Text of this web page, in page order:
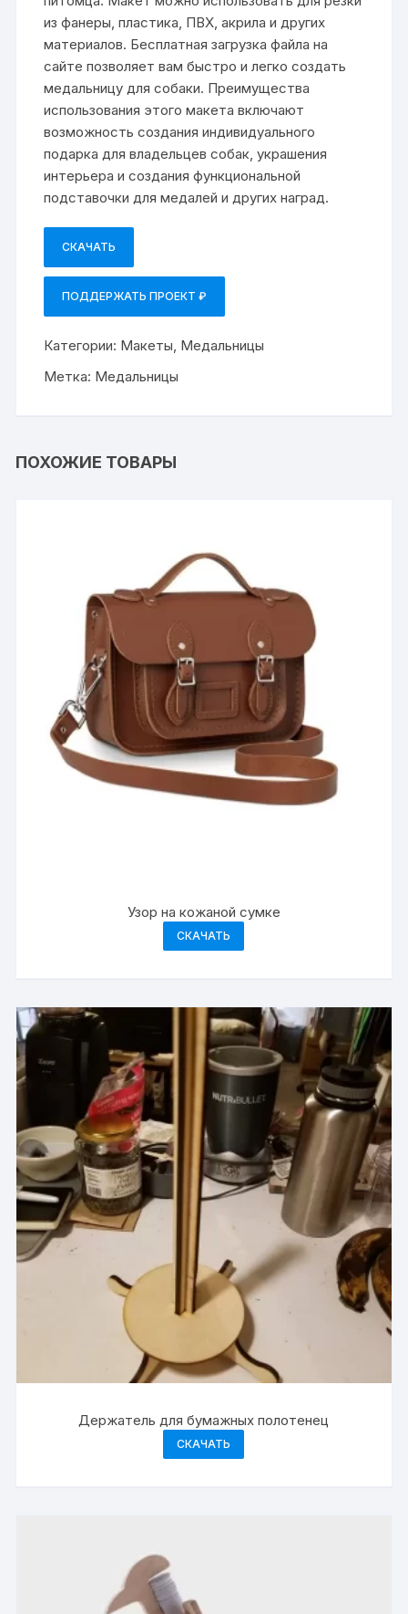
из фанеры, пластика, ПВХ, акрила и других
материалов. Бесплатная загрузка файла на
сайте позволяет вам быстро и легко создать
медальницу для собаки. Преимущества
использования этого макета включают
возможность создания индивидуального
подарка для владельцев собак, украшения
интерьера и создания функциональной
подставочки для медалей и других наград.
СКАЧАТЬ
ПОДДЕРЖАТЬ ПРОЕКТ ₽
Категории: Макеты Медальницы
Метка: Медальницы
ПОХОЖИЕ ТОВАРЫ
Узор на кожаной сумке
СКАЧАТЬ
Держатель для бумажных полотенец
СКАЧАТЬ